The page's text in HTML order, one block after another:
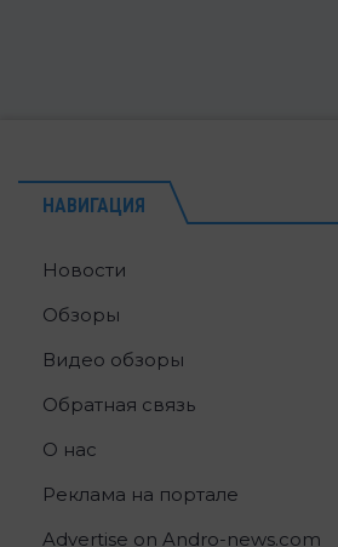
НАВИГАЦИЯ
Новости
Обзоры
Видео обзоры
Обратная связь
О нас
Реклама на портале
Advertise on Andro-news.com